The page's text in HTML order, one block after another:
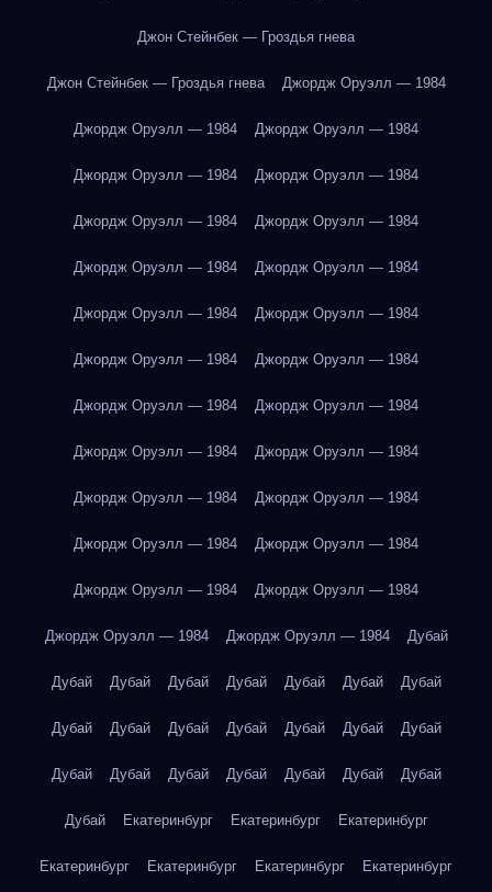
Джон Стейнбек — Гроздья гнева
Джон Стейнбек — Гроздья гнева Джордж Оруэлл — 1984
Джордж Оруэлл — 1984 Джордж Оруэлл — 1984
Джордж Оруэлл — 1984 Джордж Оруэлл — 1984
Джордж Оруэлл — 1984 Джордж Оруэлл — 1984
Джордж Оруэлл — 1984 Джордж Оруэлл — 1984
Джордж Оруэлл — 1984 Джордж Оруэлл — 1984
Джордж Оруэлл — 1984 Джордж Оруэлл — 1984
Джордж Оруэлл — 1984 Джордж Оруэлл — 1984
Джордж Оруэлл — 1984 Джордж Оруэлл — 1984
Джордж Оруэлл — 1984 Джордж Оруэлл — 1984
Джордж Оруэлл — 1984 Джордж Оруэлл — 1984
Джордж Оруэлл — 1984 Джордж Оруэлл — 1984
Джордж Оруэлл — 1984 Джордж Оруэлл — 1984 Дубай
Дубай Дубай Дубай Дубай Дубай Дубай Дубай
Дубай Дубай Дубай Дубай Дубай Дубай Дубай
Дубай Дубай Дубай Дубай Дубай Дубай Дубай
Дубай Екатеринбург Екатеринбург Екатеринбург
Екатеринбург Екатеринбург Екатеринбург Екатеринбург